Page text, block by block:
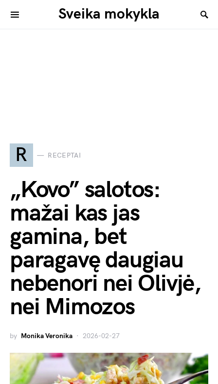
Sveika mokykla
R RECEPTAI
„Kovo” salotos:
mažai kas jas
gamina, bet
paragavę daugiau
nebenori nei Olivjė,
nei Mimozos
by Monika Veronika 2026-02-27